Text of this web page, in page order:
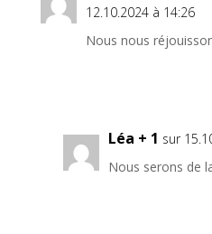
12.10.2024 à 14:26
Nous nous
Léa + 1 sur
Nous serons de